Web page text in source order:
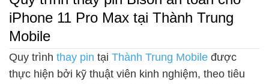
iPhone 11 Pro Max tại Thành Trung
Mobile
Quy trình thay pin tại Thành Trung Mobile được
thực hiện bởi kỹ thuật viên kinh nghiệm, theo tiêu